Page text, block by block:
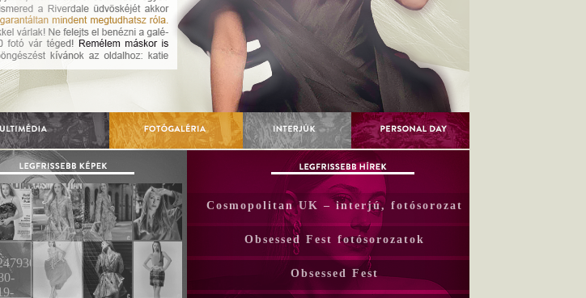
Cosmopolitan UK – interjú, fotósorozat
Obsessed Fest fotósorozatok
Obsessed Fest